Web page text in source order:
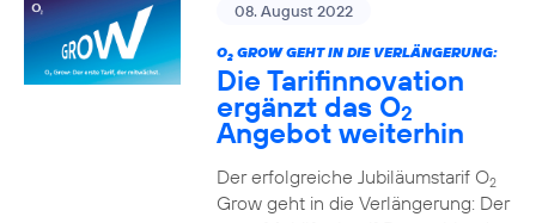
08. August 2022
O2GROW GEHT IN DIE VERLÄNGERUNG:
Die Tarifinnovation
ergänzt das O2
Angebot weiterhin
Der erfolgreiche Jubiläumstarif O2
Grow geht in die Verlängerung: Der